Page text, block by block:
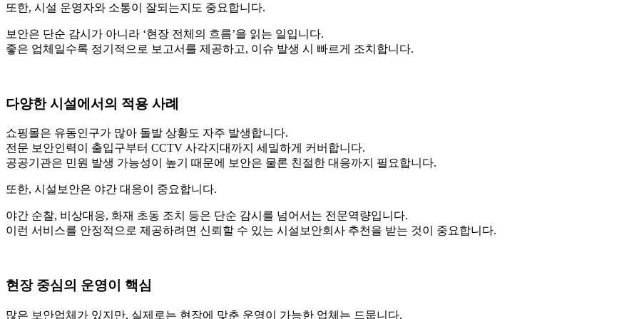
또한, 시설 운영자와 소통이 잘되는지도 중요합니다.
보안은 단순 감시가 아니라 ‘현장 전체의 흐름’을 읽는 일입니다.
좋은 업체일수록 정기적으로 보고서를 제공하고, 이슈 발생 시 빠르게 조치합니다.
다양한 시설에서의 적용 사례
쇼핑몰은 유동인구가 많아 돌발 상황도 자주 발생합니다.
전문 보안인력이 출입구부터 CCTV 사각지대까지 세밀하게 커버합니다.
공공기관은 민원 발생 가능성이 높기 때문에 보안은 물론 친절한 대응까지 필요합니다.
또한, 시설보안은 야간 대응이 중요합니다.
야간 순찰, 비상대응, 화재 초동 조치 등은 단순 감시를 넘어서는 전문역량입니다.
이런 서비스를 안정적으로 제공하려면 신뢰할 수 있는 시설보안회사 추천을 받는 것이 중요합니다.
현장 중심의 운영이 핵심
많은 보안업체가 있지만, 실제로는 현장에 맞춘 운영이 가능한 업체는 드뭅니다.